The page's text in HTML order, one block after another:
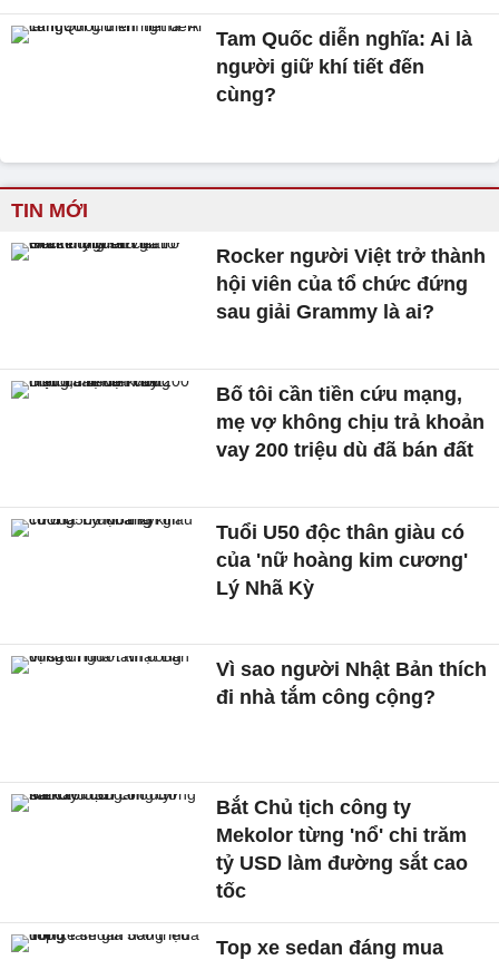
Tam Quốc diễn nghĩa: Ai là
người giữ khí tiết đến
cùng?
TIN MỚI
Rocker người Việt trở thành
hội viên của tổ chức đứng
sau giải Grammy là ai?
Bố tôi cần tiền cứu mạng,
mẹ vợ không chịu trả khoản
vay 200 triệu dù đã bán đất
Tuổi U50 độc thân giàu có
của 'nữ hoàng kim cương'
Lý Nhã Kỳ
Vì sao người Nhật Bản thích
đi nhà tắm công cộng?
Bắt Chủ tịch công ty
Mekolor từng 'nổ' chi trăm
tỷ USD làm đường sắt cao
tốc
Top xe sedan đáng mua